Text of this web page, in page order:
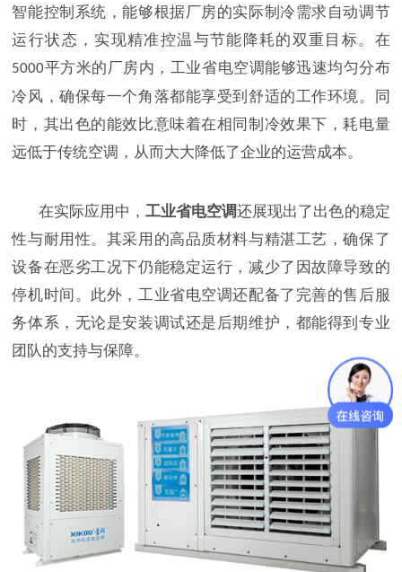
智能控制系统，能够根据厂房的实际制冷需求自动调节
运行状态，实现精准控温与节能降耗的双重目标。在
5000平方米的厂房内，工业省电空调能够迅速均匀分布
冷风，确保每一个角落都能享受到舒适的工作环境。同
时，其出色的能效比意味着在相同制冷效果下，耗电量
远低于传统空调，从而大大降低了企业的运营成本。
在实际应用中，工业省电空调还展现出了出色的稳定
性与耐用性。其采用的高品质材料与精湛工艺，确保了
设备在恶劣工况下仍能稳定运行，减少了因故障导致的
停机时间。此外，工业省电空调还配备了完善的售后服
务体系，无论是安装调试还是后期维护，都能得到专业
团队的支持与保障。